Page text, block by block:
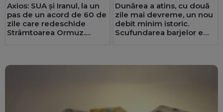
Axios: SUA și Iranul, la un
pas de un acord de 60 de
zile care redeschide
Strâmtoarea Ormuz.
Dunărea a atins, cu două
zile mai devreme, un nou
debit minim istoric.
Scufundarea barjelor e